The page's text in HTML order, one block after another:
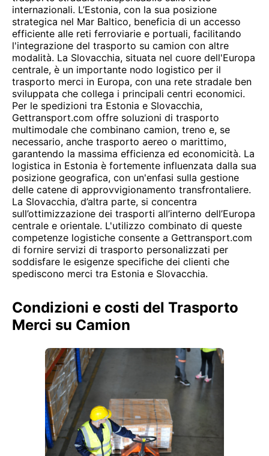
internazionali. L’Estonia, con la sua posizione
strategica nel Mar Baltico, beneficia di un accesso
efficiente alle reti ferroviarie e portuali, facilitando
l'integrazione del trasporto su camion con altre
modalità. La Slovacchia, situata nel cuore dell'Europa
centrale, è un importante nodo logistico per il
trasporto merci in Europa, con una rete stradale ben
sviluppata che collega i principali centri economici.
Per le spedizioni tra Estonia e Slovacchia,
Gettransport.com offre soluzioni di trasporto
multimodale che combinano camion, treno e, se
necessario, anche trasporto aereo o marittimo,
garantendo la massima efficienza ed economicità. La
logistica in Estonia è fortemente influenzata dalla sua
posizione geografica, con un'enfasi sulla gestione
delle catene di approvvigionamento transfrontaliere.
La Slovacchia, d’altra parte, si concentra
sull’ottimizzazione dei trasporti all’interno dell’Europa
centrale e orientale. L'utilizzo combinato di queste
competenze logistiche consente a Gettransport.com
di fornire servizi di trasporto personalizzati per
soddisfare le esigenze specifiche dei clienti che
spediscono merci tra Estonia e Slovacchia.
Condizioni e costi del Trasporto
Merci su Camion